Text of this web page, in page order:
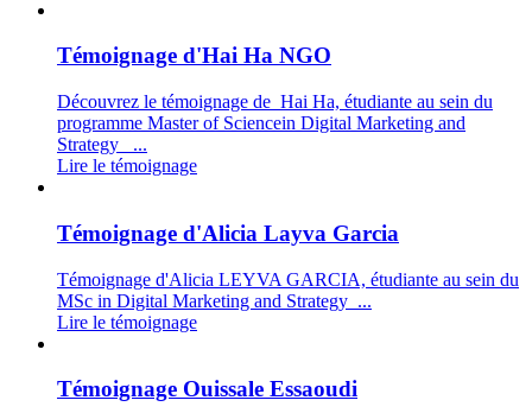
Témoignage d'Hai Ha NGO
Découvrez le témoignage de Hai Ha, étudiante au sein du
programme Master of Sciencein Digital Marketing and
Strategy ...
Lire le témoignage
Témoignage d'Alicia Layva Garcia
Témoignage d'Alicia LEYVA GARCIA, étudiante au sein du
MSc in Digital Marketing and Strategy ...
Lire le témoignage
Témoignage Ouissale Essaoudi